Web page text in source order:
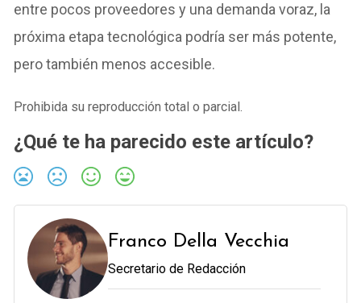
entre pocos proveedores y una demanda voraz, la
próxima etapa tecnológica podría ser más potente,
pero también menos accesible.
Prohibida su reproducción total o parcial.
¿Qué te ha parecido este artículo?
Franco Della Vecchia
Secretario de Redacción